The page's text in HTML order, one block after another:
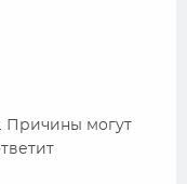
Причины могут